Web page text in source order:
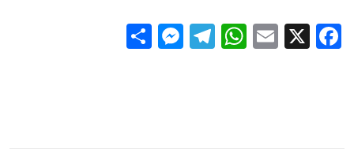
Facebook
X
Email
WhatsApp
Telegram
Messenger